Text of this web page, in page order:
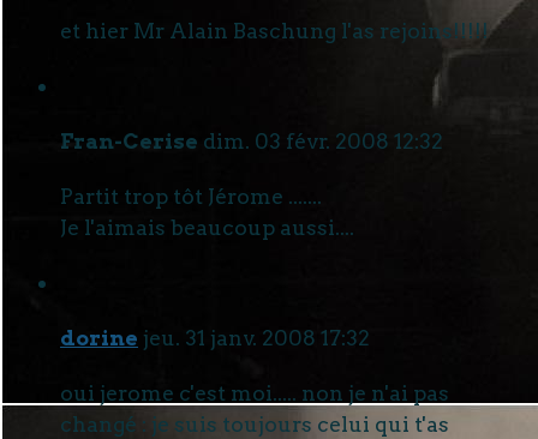
et hier Mr Alain Baschung l'as rejoins!!!!!
Fran-Cerise dim. 03 févr. 2008 12:32
Partit trop tôt Jérome .......
Je l'aimais beaucoup aussi....
dorine jeu. 31 janv. 2008 17:32
oui jerome c'est moi..... non je n'ai pas
changé : je suis toujours celui qui t'as